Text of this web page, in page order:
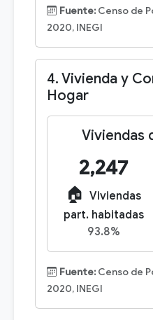
Fuente: Censo de
2020, INEGI
4. Vivienda y
Hogar
Viviendas
2,247
🏠 Viviendas
part. habitadas
93.8%
Fuente: Censo de
2020, INEGI